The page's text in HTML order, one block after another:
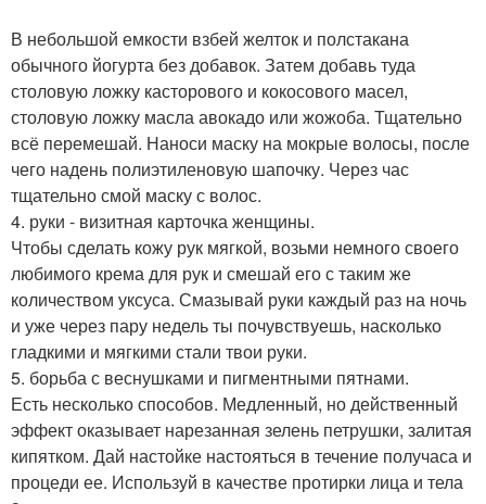
В небольшой емкости взбей желток и полстакана
обычного йогурта без добавок. Затем добавь туда
столовую ложку касторового и кокосового масел,
столовую ложку масла авокадо или жожоба. Тщательно
всё перемешай. Наноси маску на мокрые волосы, после
чего надень полиэтиленовую шапочку. Через час
тщательно смой маску с волос.
4. руки - визитная карточка женщины.
Чтобы сделать кожу рук мягкой, возьми немного своего
любимого крема для рук и смешай его с таким же
количеством уксуса. Смазывай руки каждый раз на ночь
и уже через пару недель ты почувствуешь, насколько
гладкими и мягкими стали твои руки.
5. борьба с веснушками и пигментными пятнами.
Есть несколько способов. Медленный, но действенный
эффект оказывает нарезанная зелень петрушки, залитая
кипятком. Дай настойке настояться в течение получаса и
процеди ее. Используй в качестве протирки лица и тела